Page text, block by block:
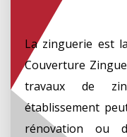
La zinguerie est
Couverture
travaux de
établissement
rénovation ou